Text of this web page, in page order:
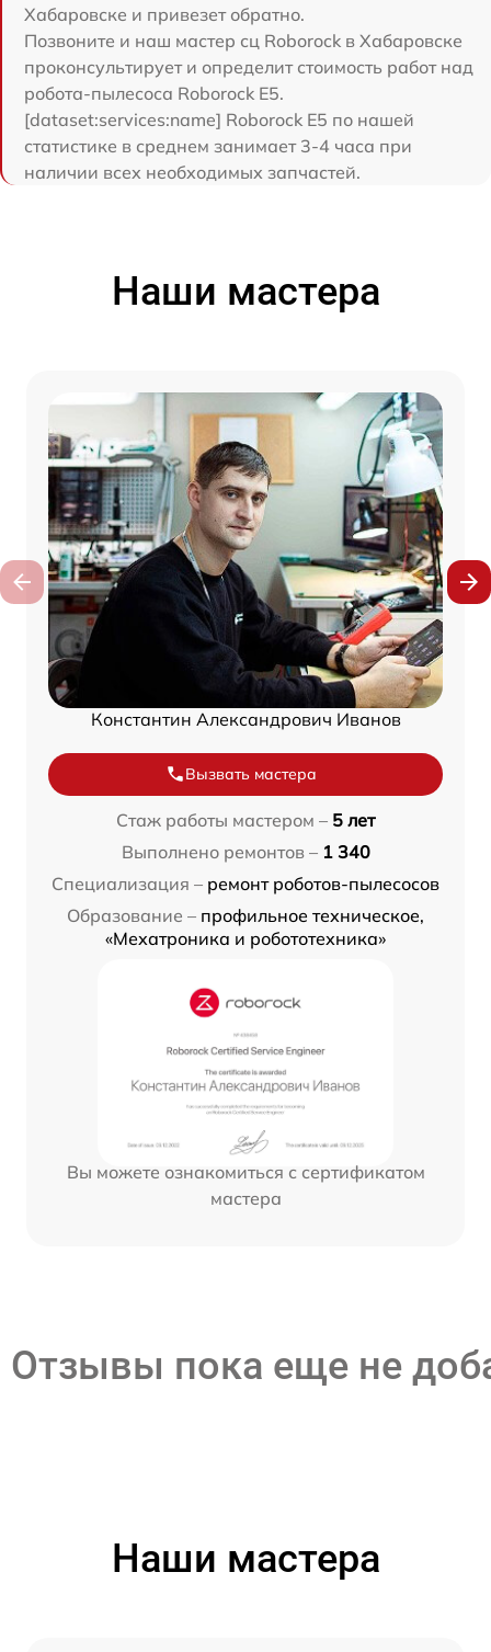
Хабаровске и привезет обратно.
Позвоните и наш мастер сц Roborock в Хабаровске
проконсультирует и определит стоимость работ над
робота-пылесоса Roborock E5.
[dataset:services:name] Roborock E5 по нашей
статистике в среднем занимает 3-4 часа при
наличии всех необходимых запчастей.
Наши мастера
Константин Александрович Иванов
Вызвать мастера
Стаж работы мастером – 5 лет
Выполнено ремонтов – 1 340
Специализация – ремонт роботов-пылесосов
Образование – профильное техническое,
«Мехатроника и робототехника»
Вы можете ознакомиться с сертификатом
мастера
Отзывы пока еще не
Наши мастера